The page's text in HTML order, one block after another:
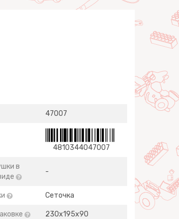
47007
4810344047007
в
-
Сеточка
230х195х90